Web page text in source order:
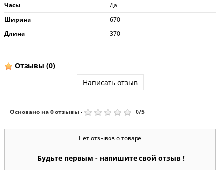
Часы
Да
Ширина
670
Длина
370
Отзывы (0)
Написать отзыв
Основано на0отзывы- 0/5
Нет отзывов о товаре
Будьте первым - напишите свой отзыв !